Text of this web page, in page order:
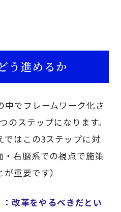
う進めるか
でフレームワーク化さ
のステップになります。
ではこの3ステップに対
・右脳系での視点で施策
重要です）
改革をやるべきだとい